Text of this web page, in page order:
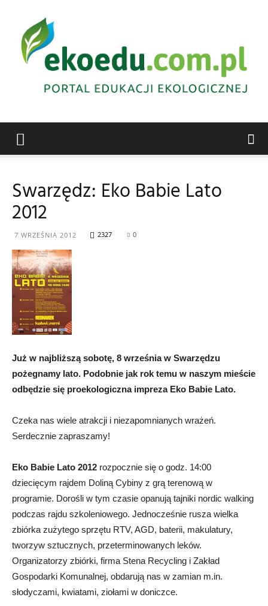
Swarzędz: Eko Babie Lato
2012
7 WRZEŚNIA 2012 2327 0
Już w najbliższą sobotę, 8 września w Swarzędzu
pożegnamy lato. Podobnie jak rok temu w naszym mieście
odbędzie się proekologiczna impreza Eko Babie Lato.
Czeka nas wiele atrakcji i niezapomnianych wrażeń.
Serdecznie zapraszamy!
Eko Babie Lato 2012 rozpocznie się o godz. 14:00
dziecięcym rajdem Doliną Cybiny z grą terenową w
programie. Dorośli w tym czasie opanują tajniki nordic walking
podczas rajdu szkoleniowego. Jednocześnie rusza wielka
zbiórka zużytego sprzętu RTV, AGD, baterii, makulatury,
tworzyw sztucznych, przeterminowanych leków.
Organizatorzy zbiórki, firma Stena Recycling i Zakład
Gospodarki Komunalnej, obdarują nas w zamian m.in.
słodyczami, kwiatami, ziołami w doniczce.